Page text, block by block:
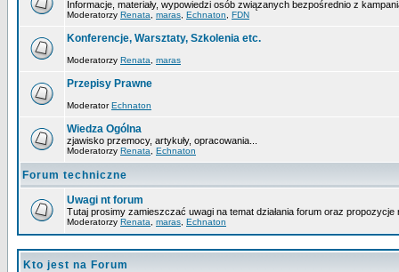
Informacje, materiały, wypowiedzi osób związanych bezpośrednio z
Moderatorzy Renata maras Echnaton FDN
Konferencje, Warsztaty, Szkolenia etc.
Moderatorzy Renata maras
Przepisy Prawne
ModeratorEchnaton
Wiedza Ogólna
zjawisko przemocy, artykuły, opracowania...
Moderatorzy Renata Echnaton
Forum techniczne
Uwagi nt forum
Tutaj prosimy zamieszczać uwagi na temat działania forum oraz
Moderatorzy Renata maras Echnaton
Kto jest na Forum